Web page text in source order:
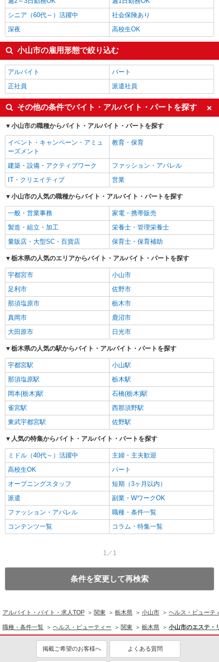
小山市の他の職種の平均時給を見る
シニア（60代～）活躍中
社会保険あり
深夜
高校生OK
小山市の雇用形態で絞り込む
アルバイト
パート
正社員
派遣社員
その他の条件でバイト・アルバイト・パートを探す
小山市の職種からバイト・アルバイト・パートを探す
イベント・キャンペーン・アミュ
ーズメント
教育・保育
建築・設備・アクティブワーク
ファッション・アパレル
IT・クリエイティブ
営業
小山市の人気の職種からバイト・アルバイト・パートを探す
一般・営業事務
家電・携帯販売
製造・組立・加工
栄養士・管理栄養士
量販店・大型SC・百貨店
保育士・保育補助
栃木県の人気のエリアからバイト・アルバイト・パートを探す
宇都宮市
小山市
足利市
佐野市
那須塩原市
栃木市
真岡市
鹿沼市
大田原市
日光市
栃木県の人気の駅からバイト・アルバイト・パートを探す
宇都宮駅
小山駅
那須塩原駅
栃木駅
岡本(栃木)駅
石橋(栃木)駅
雀宮駅
西那須野駅
東武宇都宮駅
佐野駅
人気の特集からバイト・アルバイト・パートを探す
ミドル（40代～）活躍中
主婦・主夫歓迎
高校生OK
パート
オープニングスタッフ
短期（3ヶ月以内）
派遣
副業・WワークOK
ファッション・アパレル
職種・条件一覧
コンテンツ一覧
コラム・特集一覧
1／1
条件を変更して再検索
アルバイト・バイト・求人TOP 関東 栃木県 小山市 ヘルス・ビューテ
職種・条件一覧 ヘルス・ビューティー 関東 栃木県 小山市のエステ・
掲載ご希望のお客様へ よくある質問